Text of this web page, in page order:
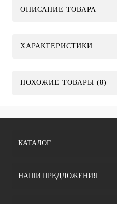
ОПИСАНИЕ ТОВАРА
ХАРАКТЕРИСТИКИ
ПОХОЖИЕ ТОВАРЫ (8)
КАТАЛОГ
НАШИ ПРЕДЛОЖЕНИЯ